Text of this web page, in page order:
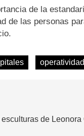
de la
de las personas
operatividad
esculturas de Leonora